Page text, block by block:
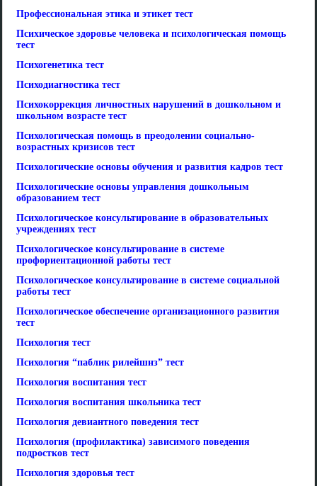
Профессиональная этика и этикет тест
Психическое здоровье человека и психологическая помощь
тест
Психогенетика тест
Психодиагностика тест
Психокоррекция личностных нарушений в дошкольном и
школьном возрасте тест
Психологическая помощь в преодолении социально-
возрастных кризисов тест
Психологические основы обучения и развития кадров тест
Психологические основы управления дошкольным
образованием тест
Психологическое консультирование в образовательных
учреждениях тест
Психологическое консультирование в системе
профориентационной работы тест
Психологическое консультирование в системе социальной
работы тест
Психологическое обеспечение организационного развития
тест
Психология тест
Психология “паблик рилейшнз” тест
Психология воспитания тест
Психология воспитания школьника тест
Психология девиантного поведения тест
Психология (профилактика) зависимого поведения
подростков тест
Психология здоровья тест